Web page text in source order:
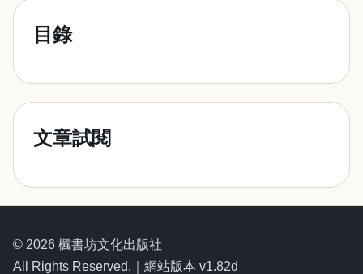
目錄
文章試閱
© 2026 楓書坊文化出版社
All Rights Reserved.｜網站版本 v1.82d